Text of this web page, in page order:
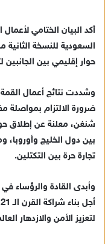
ل
ر
د
ا
إ
ك
ر
و
أكد البيان الختامي
حوار إقليمي بين الجانبين
وشددت نتائج أعمال القمة
ضرورة الالتزام بمواصلة
شنغن، معلنة عن إطلاق
بين دول الخليج
تجارة حرة بين التكتلين.
وأبدى القادة والرؤساء
لتعزيز الأمن والازدهار